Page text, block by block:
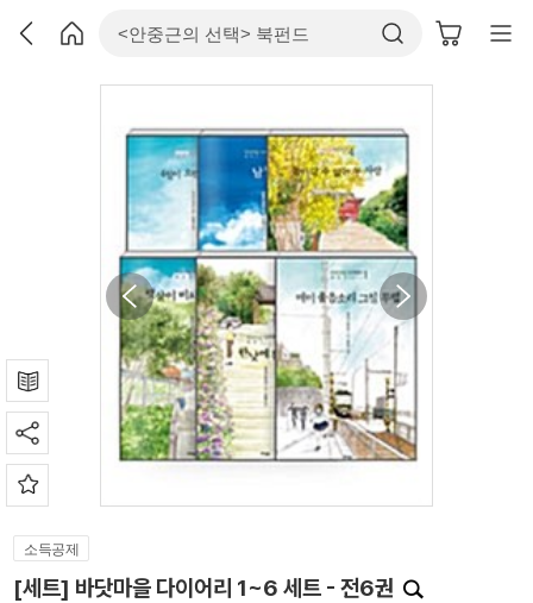
소득공제
[세트] 바닷마을 다이어리 1~6 세트 - 전6권